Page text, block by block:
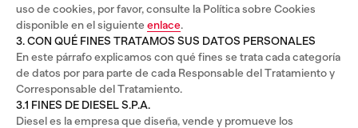
uso de cookies, por favor, consulte la Política sobre Cookies
disponible en el siguiente enlace.
3. CON QUÉ FINES TRATAMOS SUS DATOS PERSONALES
En este párrafo explicamos con qué fines se trata cada categoría
de datos por para parte de cada Responsable del Tratamiento y
Corresponsable del Tratamiento.
3.1 FINES DE DIESEL S.P.A.
Diesel es la empresa que diseña, vende y promueve los